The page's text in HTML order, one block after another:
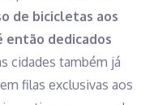
de bicicletas aos
então dedicados
cidades também já
filas exclusivas aos